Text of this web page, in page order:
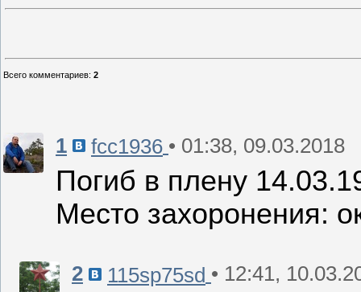
Всего комментариев: 2
1 fcc1936 • 01:38, 09.03.2018
Погиб в плену
Место захоронения:
2 115sp75sd • 12:41,